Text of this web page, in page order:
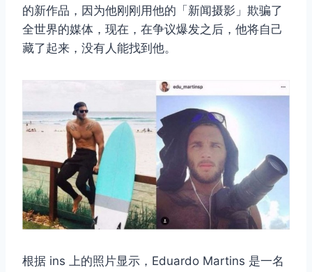
的新作品，因为他刚刚用他的「新闻摄影」欺骗了
全世界的媒体，现在，在争议爆发之后，他将自己
藏了起来，没有人能找到他。
根据 ins 上的照片显示，Eduardo Martins 是一名